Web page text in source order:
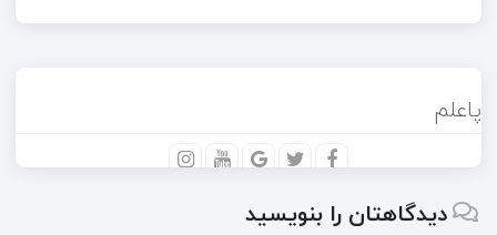
پاعلم
دیدگاهتان را بنویسید